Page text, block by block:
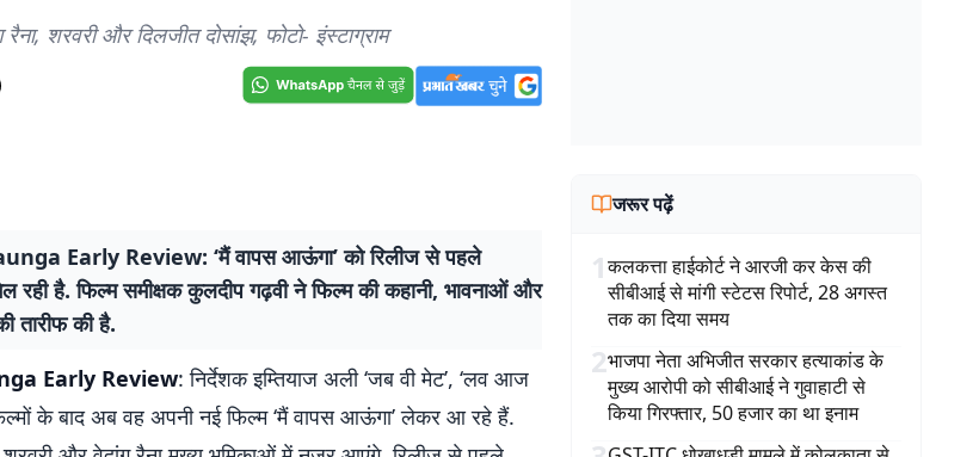
रैना, शरवरी और दिलजीत दोसांझ, फोटो- इंस्टाग्राम
Early Review: ‘मैं वापस आऊंगा’ को रिलीज से पहले
रही है. फिल्म समीक्षक कुलदीप गढ़वी ने फिल्म की कहानी, भावनाओं और
तारीफ की है.
Early Review: निर्देशक इम्तियाज अली ‘जब वी मेट’, ‘लव आज
के बाद अब वह अपनी नई फिल्म ‘मैं वापस आऊंगा’ लेकर आ रहे हैं.
जरूर पढ़ें
1कलकत्ता हाईकोर्ट ने आरजी कर केस की
सीबीआई से मांगी स्टेटस रिपोर्ट, 28 अगस्त
तक का दिया समय
2भाजपा नेता अभिजीत सरकार हत्याकांड के
मुख्य आरोपी को सीबीआई ने गुवाहाटी से
किया गिरफ्तार, 50 हजार का था इनाम